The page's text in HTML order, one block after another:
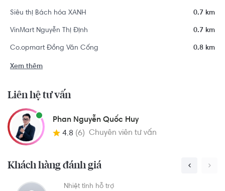
Siêu thị Bách hóa XANH 0.7 km
VinMart Nguyễn Thị Định 0.7 km
Co.opmart Đồng Văn Cống 0.8 km
Xem thêm
Liên hệ tư vấn
Phan Nguyễn Quốc Huy
4.8 (6) Chuyên viên tư vấn
Khách hàng đánh giá
nhiệt tình và tư vấn sản